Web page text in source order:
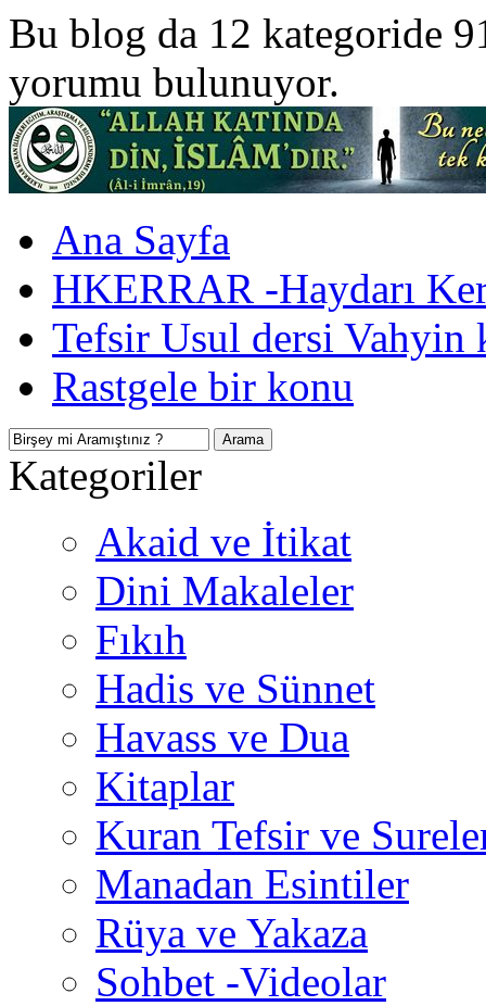
Bu blog da 12 kategoride
yorumu bulunuyor.
Ana Sayfa
HKERRAR -Haydarı
Tefsir Usul dersi Vahyin
Rastgele bir konu
Kategoriler
Akaid ve İtikat
Dini Makaleler
Fıkıh
Hadis ve Sünnet
Havass ve Dua
Kitaplar
Kuran Tefsir ve
Manadan Esintiler
Rüya ve Yakaza
Sohbet -Videolar